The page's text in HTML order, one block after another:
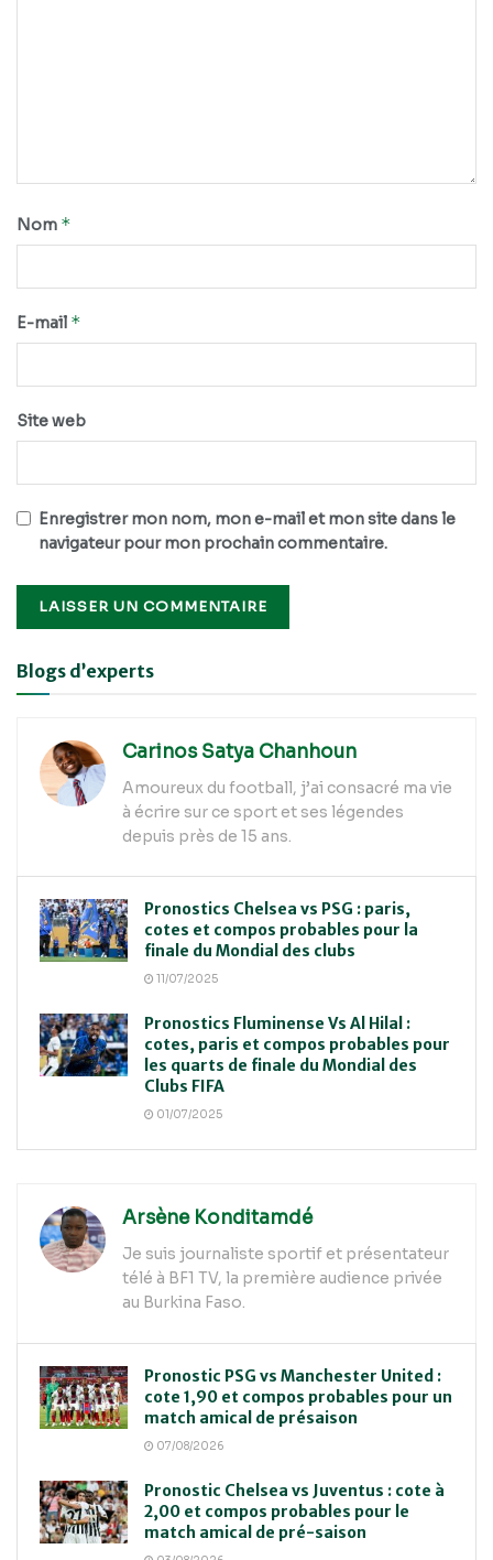
Nom *
E-mail *
Site web
Enregistrer mon nom, mon e-mail et mon site dans le
navigateur pour mon prochain commentaire.
Alternative:
Blogs d’experts
Carinos Satya Chanhoun
Amoureux du football, j’ai consacré ma vie
à écrire sur ce sport et ses légendes
depuis près de 15 ans.
Pronostics Chelsea vs PSG : paris,
cotes et compos probables pour la
finale du Mondial des clubs
11/07/2025
Pronostics Fluminense Vs Al Hilal :
cotes, paris et compos probables pour
les quarts de finale du Mondial des
Clubs FIFA
01/07/2025
Arsène Konditamdé
Je suis journaliste sportif et présentateur
télé à BF1 TV, la première audience privée
au Burkina Faso.
Pronostic PSG vs Manchester United :
cote 1,90 et compos probables pour un
match amical de présaison
07/08/2026
Pronostic Chelsea vs Juventus : cote à
2,00 et compos probables pour le
match amical de pré-saison